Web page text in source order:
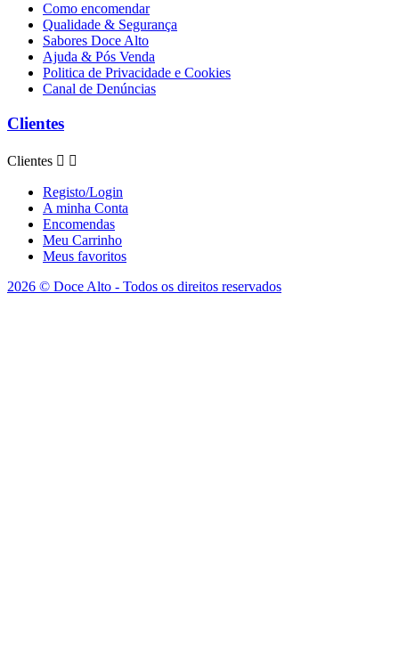
Como encomendar
Qualidade & Segurança
Sabores Doce Alto
Ajuda & Pós Venda
Politica de Privacidade e Cookies
Canal de Denúncias
Clientes
Clientes  
Registo/Login
A minha Conta
Encomendas
Meu Carrinho
Meus favoritos
2026 © Doce Alto - Todos os direitos reservados